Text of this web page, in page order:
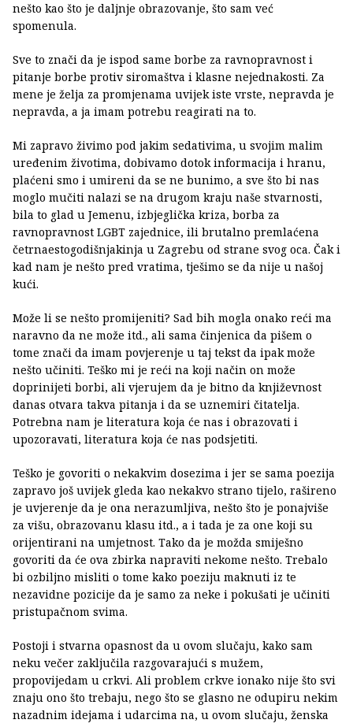
nešto kao što je daljnje obrazovanje, što sam već
spomenula.
Sve to znači da je ispod same borbe za ravnopravnost i
pitanje borbe protiv siromaštva i klasne nejednakosti. Za
mene je želja za promjenama uvijek iste vrste, nepravda je
nepravda, a ja imam potrebu reagirati na to.
Mi zapravo živimo pod jakim sedativima, u svojim malim
uređenim životima, dobivamo dotok informacija i hranu,
plaćeni smo i umireni da se ne bunimo, a sve što bi nas
moglo mučiti nalazi se na drugom kraju naše stvarnosti,
bila to glad u Jemenu, izbjeglička kriza, borba za
ravnopravnost LGBT zajednice, ili brutalno premlaćena
četrnaestogodišnjakinja u Zagrebu od strane svog oca. Čak i
kad nam je nešto pred vratima, tješimo se da nije u našoj
kući.
Može li se nešto promijeniti? Sad bih mogla onako reći ma
naravno da ne može itd., ali sama činjenica da pišem o
tome znači da imam povjerenje u taj tekst da ipak može
nešto učiniti. Teško mi je reći na koji način on može
doprinijeti borbi, ali vjerujem da je bitno da književnost
danas otvara takva pitanja i da se uznemiri čitatelja.
Potrebna nam je literatura koja će nas i obrazovati i
upozoravati, literatura koja će nas podsjetiti.
Teško je govoriti o nekakvim dosezima i jer se sama poezija
zapravo još uvijek gleda kao nekakvo strano tijelo, rašireno
je uvjerenje da je ona nerazumljiva, nešto što je ponajviše
za višu, obrazovanu klasu itd., a i tada je za one koji su
orijentirani na umjetnost. Tako da je možda smiješno
govoriti da će ova zbirka napraviti nekome nešto. Trebalo
bi ozbiljno misliti o tome kako poeziju maknuti iz te
nezavidne pozicije da je samo za neke i pokušati je učiniti
pristupačnom svima.
Postoji i stvarna opasnost da u ovom slučaju, kako sam
neku večer zaključila razgovarajući s mužem,
propovijedam u crkvi. Ali problem crkve ionako nije što svi
znaju ono što trebaju, nego što se glasno ne odupiru nekim
nazadnim idejama i udarcima na, u ovom slučaju, ženska